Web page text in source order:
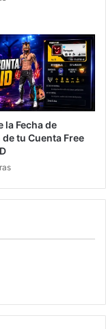
la Fecha de
tu Cuenta Free